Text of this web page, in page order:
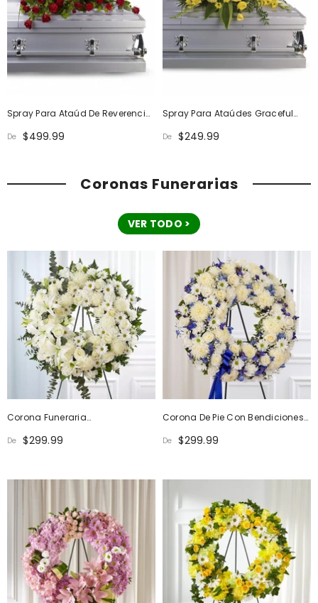
Spray Para Ataúd De Reverencia
De Rosa Roja
De $499.99
Spray Para Ataúdes Graceful
Grandeur
De $249.99
Coronas Funerarias
VER TODO >
Corona Funeraria
Completamente Blanca
De $299.99
Corona De Pie Con Bendiciones
Serenas: Azul Y Blanca
De $299.99